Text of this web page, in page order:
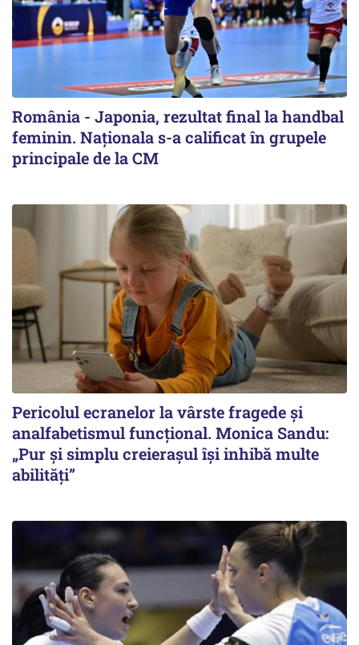
România - Japonia, rezultat final la handbal
feminin. Naționala s-a calificat în grupele
principale de la CM
Pericolul ecranelor la vârste fragede și
analfabetismul funcțional. Monica Sandu:
„Pur și simplu creierașul își inhibă multe
abilități”